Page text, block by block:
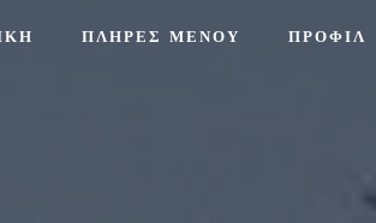
ΠΛΗΡΕΣ ΜΕΝΟΥ ΠΡΟΦΊΛ